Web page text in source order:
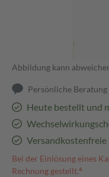
Abbildung kann
Persönliche Beratung
Heute bestellt und
Versandkostenfreie
Bei der Einlösung eines
Rechnung gestellt.⁴